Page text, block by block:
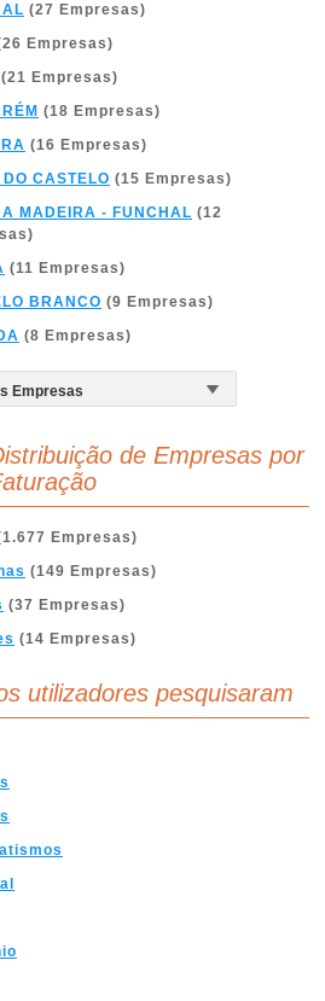
(27 Empresas)
Empresas)
Empresas)
(18 Empresas)
(16 Empresas)
CASTELO (15 Empresas)
MADEIRA - FUNCHAL (12
(11 Empresas)
BRANCO (9 Empresas)
(8 Empresas)
de Empresas por
Empresas)
(149 Empresas)
(37 Empresas)
(14 Empresas)
utilizadores pesquisaram